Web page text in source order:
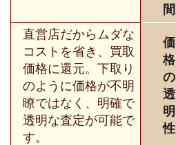
間
直営店だからムダな
コストを省き、買取
価格に還元。下取り
のように価格が不明
瞭ではなく、明確で
透明な査定が可能で
す。
価
格
の
透
明
性